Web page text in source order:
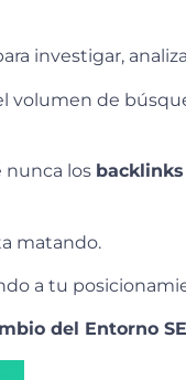
investigar,
volumen de
nunca los
matando.
a tu
del Entorno